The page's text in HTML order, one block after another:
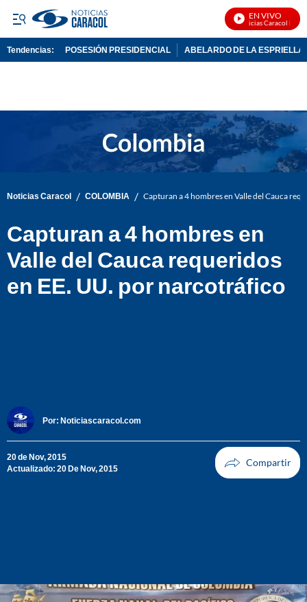
EN VIVO
Noticias Caracol En
Tendencias: POSESIÓN PRESIDENCIAL ABELARDO DE LA ESPRIELLA
Noticias Caracol / COLOMBIA / Capturan a 4 hombres en Valle del Cauca
Capturan a 4 hombres en
Valle del Cauca requeridos
en EE. UU. por narcotráfico
Por: Noticiascaracol.com
20 de Nov, 2015
Actualizado: 20 De Nov, 2015